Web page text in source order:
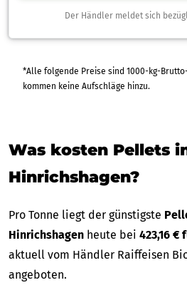
Der Händler meldet sich
*Alle folgende Preise sind 1000-kg-Brutto-
kommen keine Aufschläge hinzu.
Was kosten Pellets
Hinrichshagen?
Pro Tonne liegt der günstigste
Hinrichshagen heute bei 423,16 €
aktuell vom Händler Raiffeisen
angeboten.